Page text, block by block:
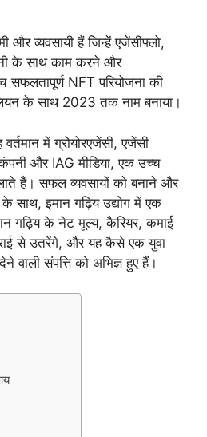
और व्यवसायी हैं जिन्हें एजेंसीफ्लो,
के साथ काम करने और
NFT परियोजना की
के साथ 2023 तक नाम बनाया।
में ग्रोयोरएजेंसी, एजेंसी
कंपनी और IAG मीडिया, एक उच्च
हैं। सफल व्यवसायों को बनाने और
साथ, इमान गढ़िय उद्योग में एक
गढ़िय के नेट मूल्य, कैरियर, कमाई
से उतरेंगे, और यह कैसे एक युवा
वाली संपत्ति को अभिज्ञ हुए हैं।